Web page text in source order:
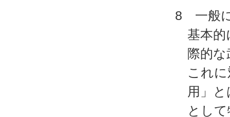
8 一般
基本
際的
これ
用」
とし